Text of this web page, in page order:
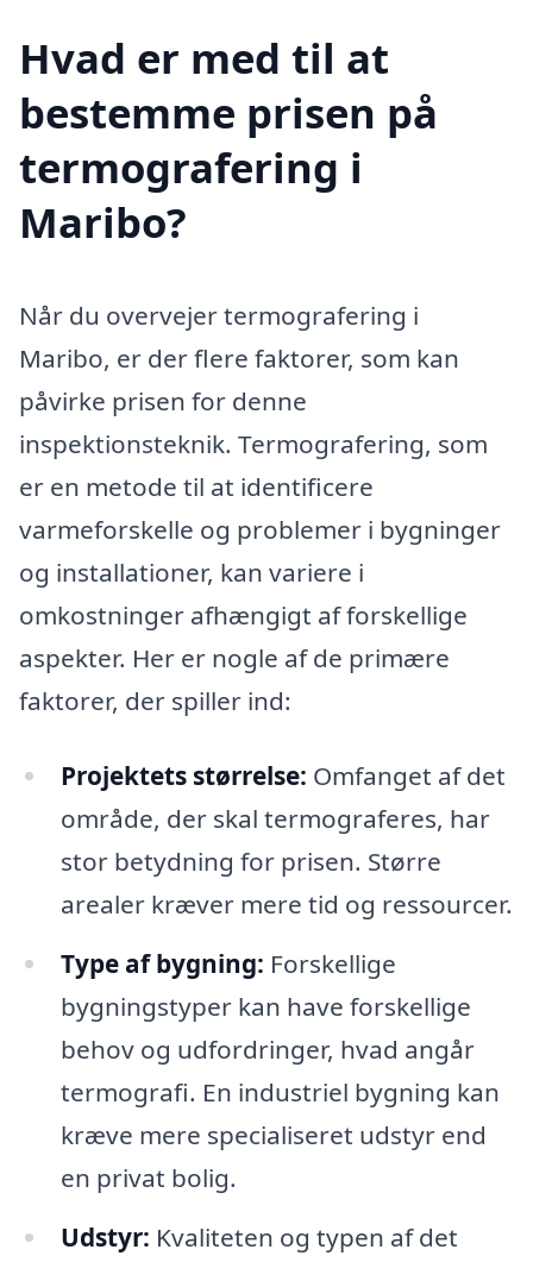
Hvad er med til at
bestemme prisen på
termografering i
Maribo?
Når du overvejer termografering i
Maribo, er der flere faktorer, som kan
påvirke prisen for denne
inspektionsteknik. Termografering, som
er en metode til at identificere
varmeforskelle og problemer i bygninger
og installationer, kan variere i
omkostninger afhængigt af forskellige
aspekter. Her er nogle af de primære
faktorer, der spiller ind:
Projektets størrelse: Omfanget af det
område, der skal termograferes, har
stor betydning for prisen. Større
arealer kræver mere tid og ressourcer.
Type af bygning: Forskellige
bygningstyper kan have forskellige
behov og udfordringer, hvad angår
termografi. En industriel bygning kan
kræve mere specialiseret udstyr end
en privat bolig.
Udstyr: Kvaliteten og typen af det